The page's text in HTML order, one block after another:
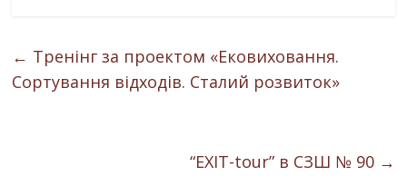
← Тренінг за проектом «Ековиховання.
Сортування відходів. Сталий розвиток»
“EXIT-tour” в СЗШ № 90 →